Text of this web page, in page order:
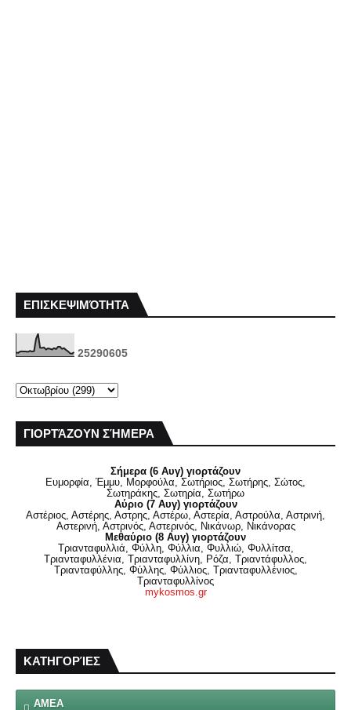
ΕΠΙΣΚΕΨΙΜΌΤΗΤΑ
25290605
ΓΙΟΡΤΆΖΟΥΝ ΣΉΜΕΡΑ
Σήμερα (6 Αυγ) γιορτάζουν
Ευμορφία, Έμμυ, Μορφούλα, Σωτήριος, Σωτήρης, Σώτος,
Σωτηράκης, Σωτηρία, Σωτήρω
Αύριο (7 Αυγ) γιορτάζουν
Αστέριος, Αστέρης, Αστρης, Αστέρω, Αστερία, Αστρούλα, Αστρινή,
Αστερινή, Αστρινός, Αστερινός, Νικάνωρ, Νικάνορας
Μεθαύριο (8 Αυγ) γιορτάζουν
Τριανταφυλλιά, Φύλλη, Φύλλια, Φυλλιώ, Φυλλίτσα,
Τριανταφυλλένια, Τριανταφυλλίνη, Ρόζα, Τριαντάφυλλος,
Τριανταφύλλης, Φύλλης, Φύλλιος, Τριανταφυλλένιος,
Τριανταφυλλίνος
mykosmos.gr
ΚΑΤΗΓΟΡΊΕΣ
ΑΜΕΑ